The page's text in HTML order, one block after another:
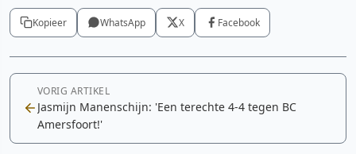
Kopieer WhatsApp X Facebook
VORIG ARTIKEL
Jasmijn Manenschijn: 'Een terechte 4-4 tegen BC
Amersfoort!'